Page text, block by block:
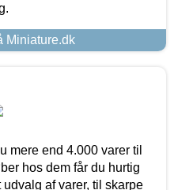
Miniature.dk
mere end 4.000 varer til
hos dem får du hurtig
af varer, til skarpe